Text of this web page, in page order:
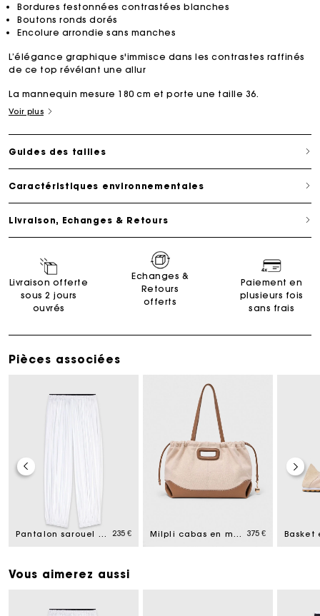
Bordures festonnées contrastées blanches
Boutons ronds dorés
Encolure arrondie sans manches
L’élégance graphique s'immisce dans les contrastes raffinés
de ce top révélant une allur
La mannequin mesure 180 cm et porte une taille 36.
Voir plus
Guides des tailles
Caractéristiques environnementales
Livraison, Echanges & Retours
Livraison offerte
sous 2 jours
ouvrés
Echanges &
Retours
offerts
Paiement en
plusieurs fois
sans frais
Pièces associées
Pantalon sarouel en coton 235 € Milpli cabas en mix toile et cuir 375 €
Vous aimerez aussi